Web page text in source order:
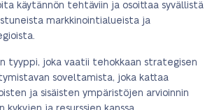
käytännön tehtäviin ja osoittaa syvällistä
markkinointialueista ja
tyyppi, joka vaatii tehokkaan strategisen
soveltamista, joka kattaa
ja sisäisten ympäristöjen arvioinnin